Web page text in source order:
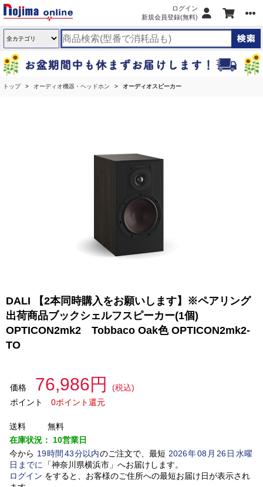
ログイン
新規会員登録(無料)
トップ オーディオ機器・ヘッドホン オーディオスピーカー
DALI 【2本同時購入をお願いします】※ペアリング
出荷商品ブックシェルフスピーカー(1個)
OPTICON2mk2 Tobbaco Oak色 OPTICON2mk2-
TO
価格 76,986円
(税込)
ポイント
0ポイント還元
送料
無料
在庫状況： 10営業日
今から 19時間 43分以内のご注文で、最短 2026年08 月 26日水曜
日 までに 「神奈川県横浜市」 へお届けします。
ログイン をすると、お客様のご住所への最短お届け日が表示され